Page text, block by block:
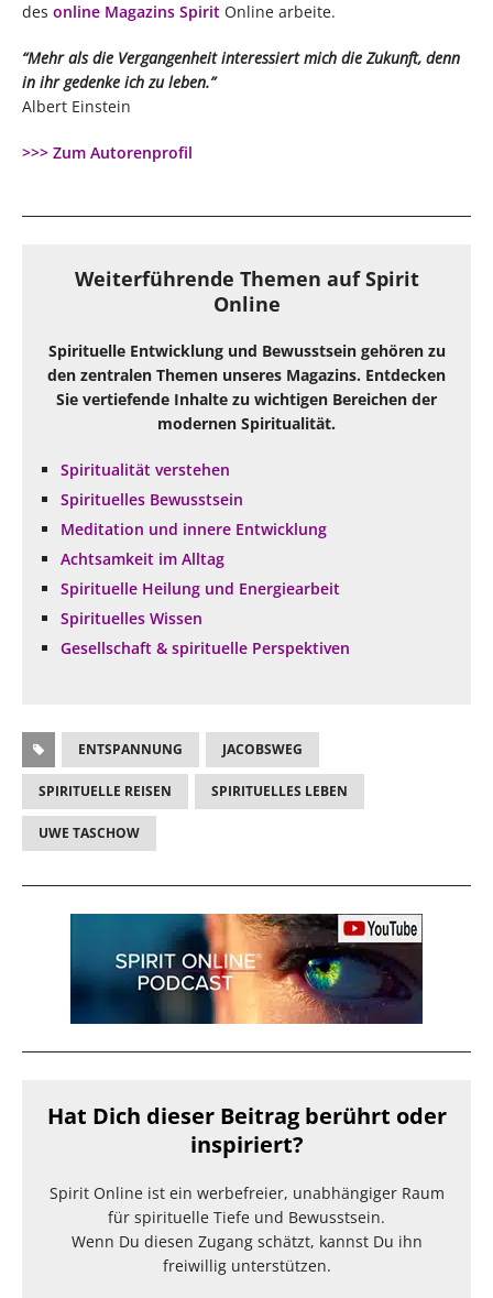
des online Magazins Spirit Online arbeite.
“Mehr als die Vergangenheit interessiert mich die Zukunft, denn
in ihr gedenke ich zu leben.”
Albert Einstein
>>> Zum Autorenprofil
Weiterführende Themen auf Spirit
Online
Spirituelle Entwicklung und Bewusstsein gehören zu
den zentralen Themen unseres Magazins. Entdecken
Sie vertiefende Inhalte zu wichtigen Bereichen der
modernen Spiritualität.
Spiritualität verstehen
Spirituelles Bewusstsein
Meditation und innere Entwicklung
Achtsamkeit im Alltag
Spirituelle Heilung und Energiearbeit
Spirituelles Wissen
Gesellschaft & spirituelle Perspektiven
ENTSPANNUNG JACOBSWEG
SPIRITUELLE REISEN SPIRITUELLES LEBEN
UWE TASCHOW
Hat Dich dieser Beitrag berührt oder
inspiriert?
Spirit Online ist ein werbefreier, unabhängiger Raum
für spirituelle Tiefe und Bewusstsein.
Wenn Du diesen Zugang schätzt, kannst Du ihn
freiwillig unterstützen.